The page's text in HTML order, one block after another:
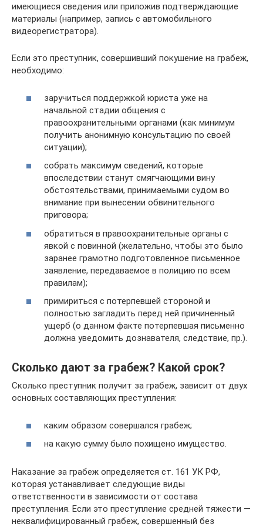
имеющиеся сведения или приложив подтверждающие
материалы (например, запись с автомобильного
видеорегистратора).
Если это преступник, совершивший покушение на грабеж,
необходимо:
заручиться поддержкой юриста уже на
начальной стадии общения с
правоохранительными органами (как минимум
получить анонимную консультацию по своей
ситуации);
собрать максимум сведений, которые
впоследствии станут смягчающими вину
обстоятельствами, принимаемыми судом во
внимание при вынесении обвинительного
приговора;
обратиться в правоохранительные органы с
явкой с повинной (желательно, чтобы это было
заранее грамотно подготовленное письменное
заявление, передаваемое в полицию по всем
правилам);
примириться с потерпевшей стороной и
полностью загладить перед ней причиненный
ущерб (о данном факте потерпевшая письменно
должна уведомить дознавателя, следствие, пр.).
Сколько дают за грабеж? Какой срок?
Сколько преступник получит за грабеж, зависит от двух
основных составляющих преступления:
каким образом совершался грабеж;
на какую сумму было похищено имущество.
Наказание за грабеж определяется ст. 161 УК РФ,
которая устанавливает следующие виды
ответственности в зависимости от состава
преступления. Если это преступление средней тяжести —
неквалифицированный грабеж, совершенный без